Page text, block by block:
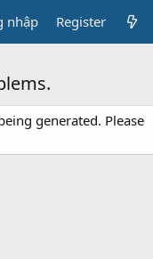
nhập Register
generated. Please